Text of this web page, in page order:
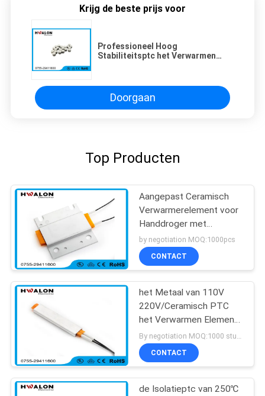
Krijg de beste prijs voor
Professioneel Hoog
Stabiliteitsptc het Verwarmen
Doorgaan
Top Producten
Aangepast Ceramisch
Verwarmerelement voor
Handdroger met
Roestvrij staalhuisvesting
by negotiation MOQ:1000pcs
CONTACT
het Metaal van 110V
220V/Ceramisch PTC
het Verwarmen Element
voor Huistoestellen
By negotiation MOQ:1000 stuks
CONTACT
de Isolatieptc van 250℃